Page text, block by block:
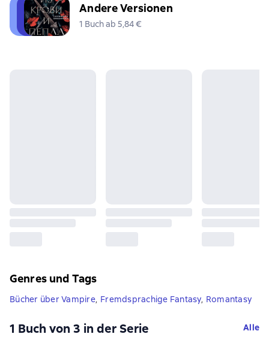
Andere Versionen
1 Buch ab 5,84 €
Genres und Tags
Bücher über Vampire, Fremdsprachige Fantasy, Romantasy
1 Buch von 3 in der Serie
Alle